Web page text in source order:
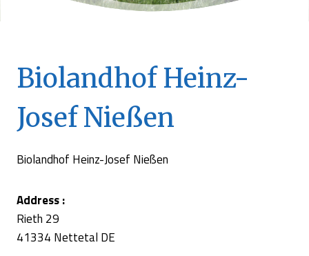
Biolandhof Heinz-
Josef Nießen
Biolandhof Heinz-Josef Nießen
Address :
Rieth 29
41334 Nettetal DE